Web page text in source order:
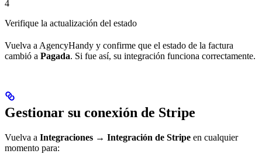
4
Verifique la actualización del estado
Vuelva a AgencyHandy y confirme que el estado de la factura
cambió a Pagada. Si fue así, su integración funciona correctamente.
Gestionar su conexión de Stripe
Vuelva a Integraciones → Integración de Stripe en cualquier
momento para: